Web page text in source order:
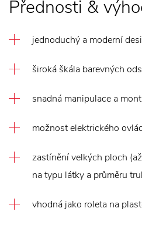
Přednosti &
jednoduchý a moderní
široká škála barevných
snadná manipulace a
možnost elektrického
zastínění velkých ploch
na typu látky a průměru
vhodná jako roleta na